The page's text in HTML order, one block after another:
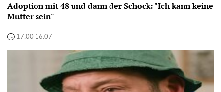
Adoption mit 48 und dann der Schock: "Ich kann keine
Mutter sein"
17:00 16.07